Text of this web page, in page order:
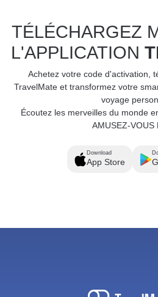
TÉLÉCHARGEZ
L'APPLICATION
Achetez votre code d'activation,
TravelMate et transformez votre
voyage
Écoutez les merveilles du monde
AMUSEZ-VOUS
Download
App Store